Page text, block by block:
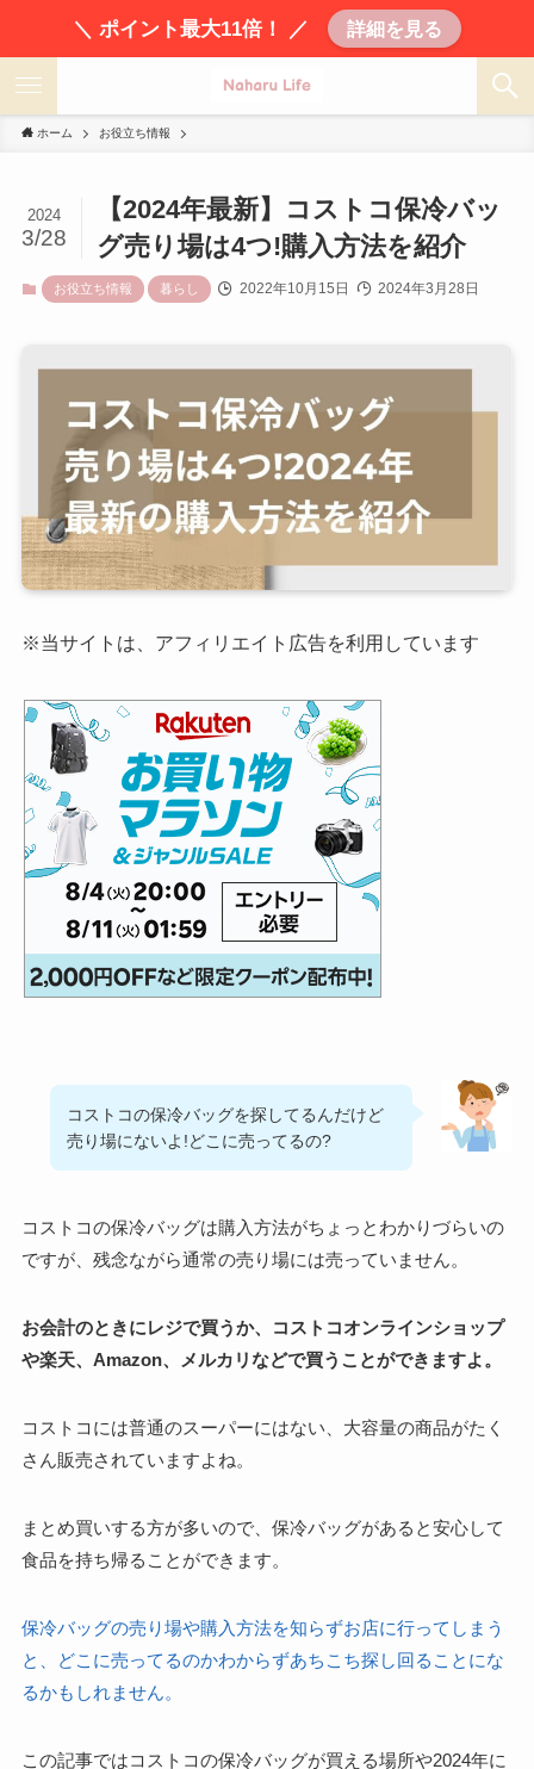
＼ ポイント最大11倍！ ／ 詳細を見る
ホーム お役立ち情報
【2024年最新】コストコ保冷バッ
グ売り場は4つ!購入方法を紹介
2024
3/28
お役立ち情報 暮らし 2022年10月15日 2024年3月28日
※当サイトは、アフィリエイト広告を利用しています
コストコの保冷バッグを探してるんだけど
売り場にないよ!どこに売ってるの?
コストコの保冷バッグは購入方法がちょっとわかりづらいの
ですが、残念ながら通常の売り場には売っていません。
お会計のときにレジで買うか、コストコオンラインショップ
や楽天、Amazon、メルカリなどで買うことができますよ。
コストコには普通のスーパーにはない、大容量の商品がたく
さん販売されていますよね。
まとめ買いする方が多いので、保冷バッグがあると安心して
食品を持ち帰ることができます。
保冷バッグの売り場や購入方法を知らずお店に行ってしまう
と、どこに売ってるのかわからずあちこち探し回ることにな
るかもしれません。
この記事ではコストコの保冷バッグが買える場所や2024年に